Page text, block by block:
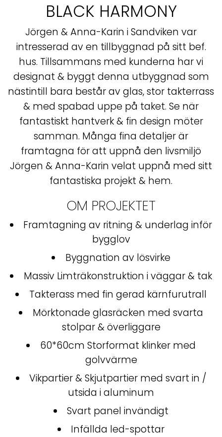
BLACK HARMONY
Jörgen & Anna-Karin i Sandviken var
intresserad av en tillbyggnad på sitt bef.
hus. Tillsammans med kunderna har vi
designat & byggt denna utbyggnad som
nästintill bara består av glas, stor takterrass
& med spabad uppe på taket. Se när
fantastiskt hantverk & fin design möter
samman. Många fina detaljer är
framtagna för att uppnå den livsmiljö
Jörgen & Anna-Karin velat uppnå med sitt
fantastiska projekt & hem.
OM PROJEKTET
Framtagning av ritning & underlag inför
bygglov
Byggnation av lösvirke
Massiv Limträkonstruktion i väggar & tak
Takterass med fin gerad kärnfurutrall
Mörktonade glasräcken med svarta
stolpar & överliggare
60*60cm Storformat klinker med
golvvärme
Vikpartier & Skjutpartier med svart in /
utsida i aluminum
Svart panel invändigt
Infällda led-spottar